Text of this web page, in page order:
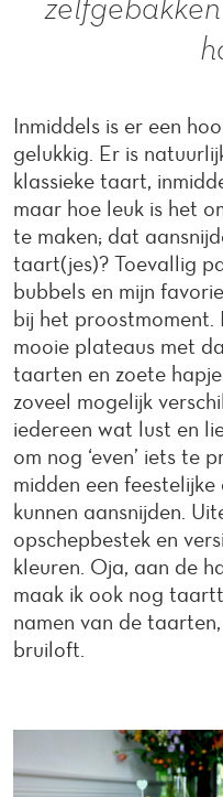
Inmiddels is er een
gelukkig. Er is
klassieke taart,
maar hoe leuk is het
te maken; dat
taart(jes)? Toevallig
bubbels en mijn
bij het
mooie plateaus met
taarten en zoete
zoveel mogelijk
iedereen wat lust en
om nog ‘even’ iets te
midden een
kunnen aansnijden.
opschepbestek en
kleuren. Oja, aan de
maak ik ook nog
namen van de
bruiloft.